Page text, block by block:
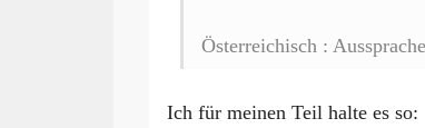
Österreichisch :
Ich für meinen Teil halte es so: